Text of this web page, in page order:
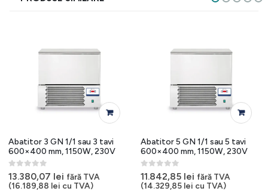
Abatitor 3 GN 1/1 sau 3 tavi
600×400 mm, 1150W, 230V
0out of 5
13.380,07 lei fără TVA
(16.189,88 lei cu TVA)
Abatitor 5 GN 1/1 sau 5 tavi
600×400 mm, 1150W, 230V
0out of 5
11.842,85 lei fără TVA
(14.329,85 lei cu TVA)